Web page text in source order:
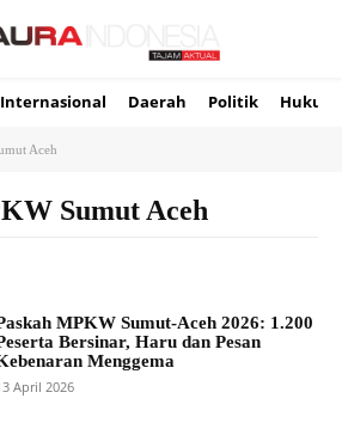
Internasional Daerah Politik Hukum
Aceh
Sumut Aceh
MPKW Sumut-Aceh 2026: 1.200
Bersinar, Haru dan Pesan
Menggema
April 2026